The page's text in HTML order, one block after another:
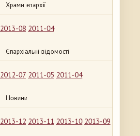
Храми єпархії
2013-08 2011-04
Єпархіальні відомості
2012-07 2011-05 2011-04
Новини
2013-12 2013-11 2013-10 2013-09